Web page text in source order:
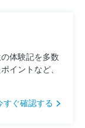
体験記を多数
イントなど、
すぐ確認する